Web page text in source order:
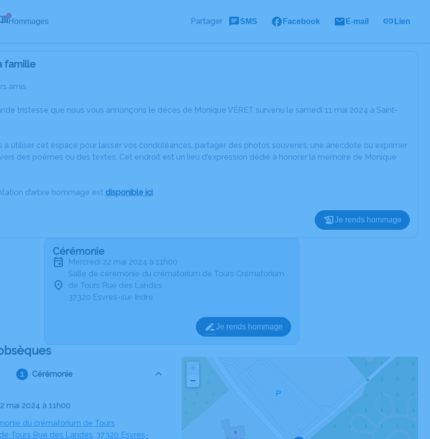
Hommages Partager SMS Facebook E-mail Lien
famille
amis,
tristesse que nous vous annonçons le décès de Monique VÉRET survenu le samedi 11 mai 2024 à Saint-
à utiliser cet espace pour laisser vos condoléances, partager des photos souvenirs, une anecdote ou exprimer
des poèmes ou des textes. Cet endroit est un lieu d'expression dédié à honorer la mémoire de Monique
d’arbre hommage est disponible ici.
Je rends hommage
Cérémonie
mercredi 22 mai 2024 à 11h00
Salle de cérémonie du crématorium de Tours Crématorium
de Tours Rue des Landes
37320 Esvres-sur-Indre
Je rends hommage
Cérémonie
mai 2024 à 11h00
du crématorium de Tours
Tours Rue des Landes, 37320 Esvres-
−